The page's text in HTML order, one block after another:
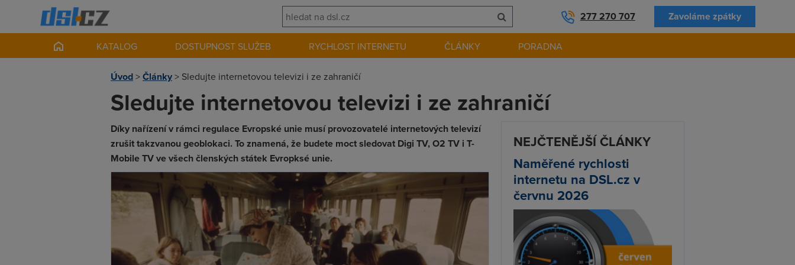
277 270 707 Zavoláme zpátky
KATALOG DOSTUPNOST SLUŽEB RYCHLOST INTERNETU ČLÁNKY PORADNA
Úvod>Články> Sledujte internetovou televizi i ze zahraničí
Sledujte internetovou televizi i ze zahraničí
Díky nařízení v rámci regulace Evropské unie musí provozovatelé internetových televizí
zrušit takzvanou geoblokaci. To znamená, že budete moct sledovat Digi TV, O2 TV i T-
Mobile TV ve všech členských státek Evropksé unie.
NEJČTENĚJŠÍ ČLÁNKY
Naměřené rychlosti
internetu na DSL.cz v
červnu 2026